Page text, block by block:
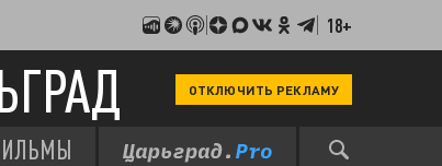
18+
ОТКЛЮЧИТЬ РЕКЛАМУ